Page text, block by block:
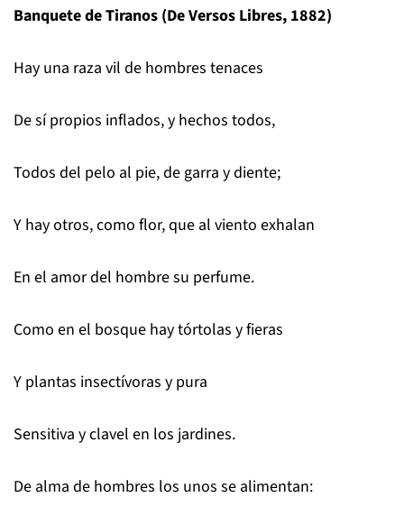
Banquete de Tiranos (De Versos Libres, 1882)
Hay una raza vil de hombres tenaces
De sí propios inflados, y hechos todos,
Todos del pelo al pie, de garra y diente;
Y hay otros, como flor, que al viento exhalan
En el amor del hombre su perfume.
Como en el bosque hay tórtolas y fieras
Y plantas insectívoras y pura
Sensitiva y clavel en los jardines.
De alma de hombres los unos se alimentan: